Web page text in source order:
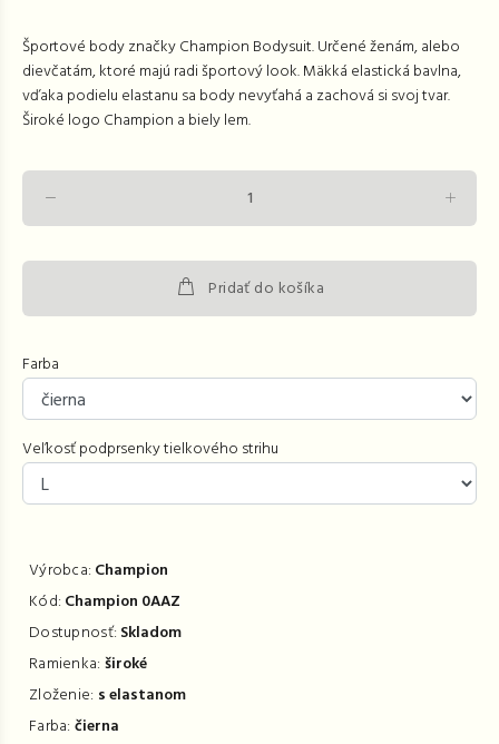
Športové body značky Champion Bodysuit. Určené ženám, alebo
dievčatám, ktoré majú radi športový look. Mäkká elastická bavlna,
vďaka podielu elastanu sa body nevyťahá a zachová si svoj tvar.
Široké logo Champion a biely lem.
Pridať do košíka
Farba
Veľkosť podprsenky tielkového strihu
Výrobca: Champion
Kód: Champion 0AAZ
Dostupnosť: Skladom
Ramienka: široké
Zloženie: s elastanom
Farba: čierna